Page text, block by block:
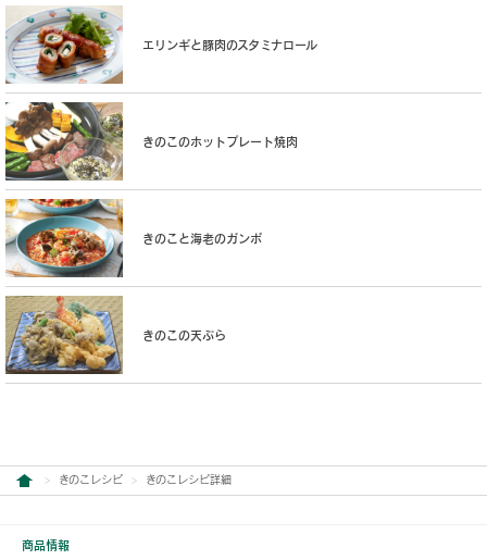
エリンギと豚肉のスタミナロール
きのこのホットプレート焼肉
きのこと海老のガンボ
きのこの天ぷら
きのこレシピ きのこレシピ詳細
商品情報